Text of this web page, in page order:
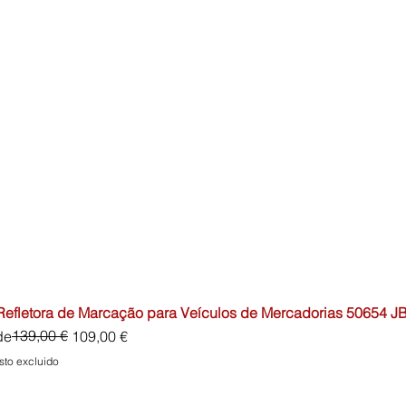
de Marcação para Veículos de Mercadorias 50654
139,00 € 109,00 €
de oferta
excluido